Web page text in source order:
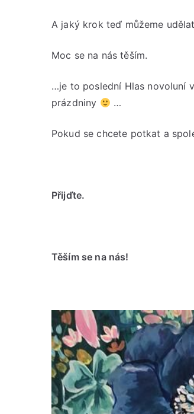
A jaký krok teď můžeme
Moc se na nás těším.
…je to poslední Hlas novoluní
prázdniny
…
Pokud se chcete potkat a
Přijďte.
Těším se na nás!